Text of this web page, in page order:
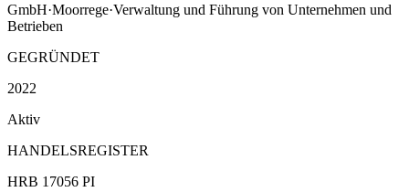
GmbH·Moorrege·Verwaltung und Führung von Unternehmen und
Betrieben
GEGRÜNDET
2022
Aktiv
HANDELSREGISTER
HRB 17056 PI